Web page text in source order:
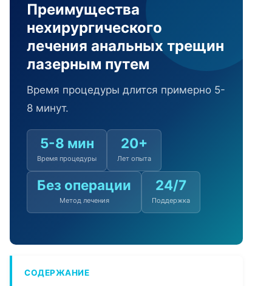
Преимущества
нехирургического
лечения анальных трещин
лазерным путем
Время процедуры длится примерно 5-
8 минут.
5-8 мин
Время процедуры
20+
Лет опыта
Без операции
Метод лечения
24/7
Поддержка
СОДЕРЖАНИЕ